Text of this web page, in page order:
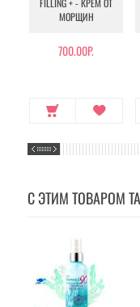
FILLING + - КРЕМ ОТ
МОРЩИН
700.00Р.
С ЭТИМ ТОВАРОМ